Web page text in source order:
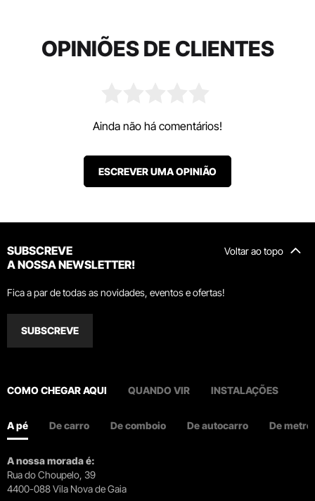
OPINIÕES DE CLIENTES
Ainda não há comentários!
ESCREVER UMA OPINIÃO
Voltar ao topo
SUBSCREVE
A NOSSA NEWSLETTER!
Fica a par de todas as novidades, eventos e ofertas!
SUBSCREVE
COMO CHEGAR AQUI QUANDO VIR INSTALAÇÕES
A pé De carro De comboio De autocarro De metro
A nossa morada é:
Rua do Choupelo, 39
4400-088 Vila Nova de Gaia